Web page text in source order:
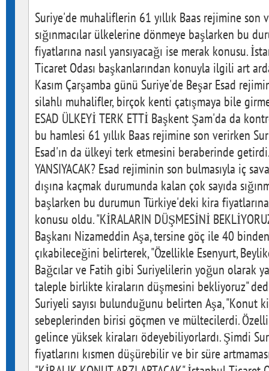
Suriye'de muhaliflerin 61 yıllık Baas rejimine son
sığınmacılar ülkelerine dönmeye başlarken bu
fiyatlarına nasıl yansıyacağı ise merak konusu.
Ticaret Odası başkanlarından konuyla ilgili art
Kasım Çarşamba günü Suriye'de Beşar Esad
silahlı muhalifler, birçok kenti çatışmaya bile
ESAD ÜLKEYİ TERK ETTİ Başkent Şam'da da
bu hamlesi 61 yıllık Baas rejimine son verirken
Esad'ın da ülkeyi terk etmesini beraberinde
YANSIYACAK? Esad rejiminin son bulmasıyla iç
dışına kaçmak durumunda kalan çok sayıda
başlarken bu durumun Türkiye'deki kira fiyatlarına
konusu oldu. "KİRALARIN DÜŞMESİNİ
Başkanı Nizameddin Aşa, tersine göç ile 40
çıkabileceğini belirterek, "Özellikle Esenyurt,
Bağcılar ve Fatih gibi Suriyelilerin yoğun olarak
taleple birlikte kiraların düşmesini bekliyoruz"
Suriyeli sayısı bulunduğunu belirten Aşa, "Konut
sebeplerinden birisi göçmen ve mültecilerdi.
gelince yüksek kiraları ödeyebiliyorlardı. Şimdi
fiyatlarını kısmen düşürebilir ve bir süre